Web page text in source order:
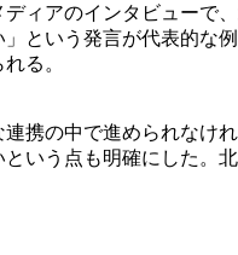
ィアのインタビューで
という発言が代表的な
る。
携の中で進められなけ
いう点も明確にした